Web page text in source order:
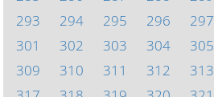
293
294 295 296 297
301
302 303 304 305
309
310 311 312 313